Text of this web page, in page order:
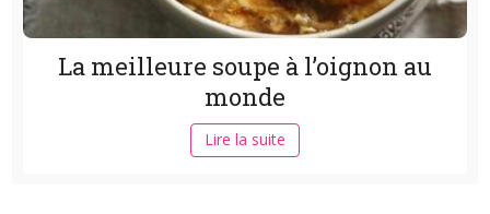
La meilleure soupe à l’oignon au
monde
Lire la suite